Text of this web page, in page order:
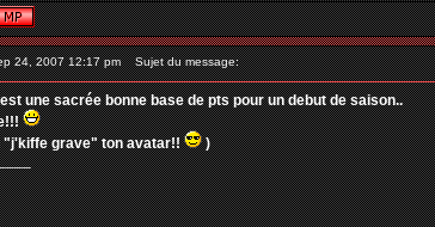
24, 2007 12:17 pm Sujet du message:
une sacrée bonne base de pts pour un debut de saison..
"j'kiffe grave" ton avatar!!
)